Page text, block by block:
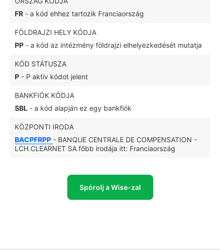
FR - a kód ehhez tartozik Franciaország
FÖLDRAJZI HELY KÓDJA
PP - a kód az intézmény földrajzi elhelyezkedését mutatja
KÓD STÁTUSZA
P - P aktív kódot jelent
BANKFIÓK KÓDJA
SBL - a kód alapján ez egy bankfiók
KÖZPONTI IRODA
BACPFRPP - BANQUE CENTRALE DE COMPENSATION -
LCH.CLEARNET SA főbb irodája itt: Franciaország
Spórolj a Wise-zal